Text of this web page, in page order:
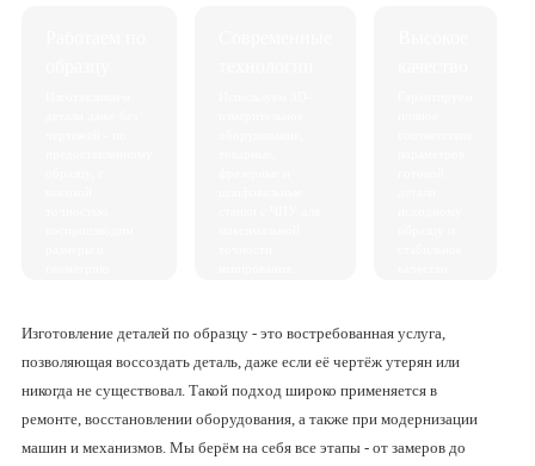
Изготовление деталей по образцу - это востребованная услуга,
позволяющая воссоздать деталь, даже если её чертёж утерян или
никогда не существовал. Такой подход широко применяется в
ремонте, восстановлении оборудования, а также при модернизации
машин и механизмов. Мы берём на себя все этапы - от замеров до